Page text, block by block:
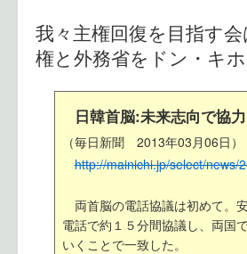
我々主権回復を目指す
権と外務省をドン・キ
日韓首脳:未来志向で協
（毎日新聞 2013年03月06日）
http://mainichi.jp/select/news/
両首脳の電話協議は初めて。
電話で約１５分間協議し、両国
いくことで一致した。